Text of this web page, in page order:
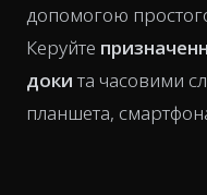
допомогою
Керуйте
докита часовими
планшета,